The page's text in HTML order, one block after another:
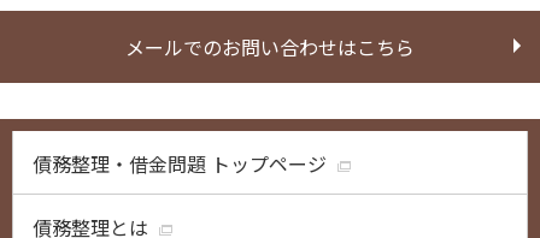
メールでのお問い合わせはこちら
債務整理・借金問題 トップページ
債務整理とは